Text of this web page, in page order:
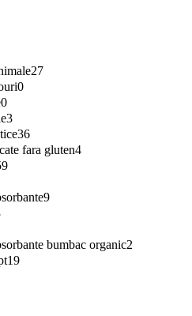
27
0
0
3
36
fara gluten4
9
bumbac organic2
19